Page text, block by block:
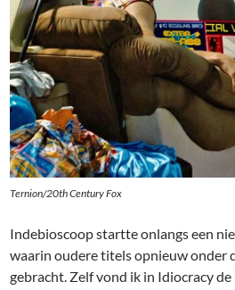
Ternion/20th Century Fox
Indebioscoop startte onlangs een
waarin oudere titels opnieuw onder
gebracht. Zelf vond ik in Idiocracy